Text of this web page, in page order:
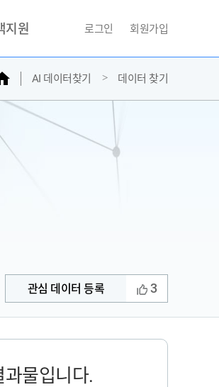
지원
질문
등록신청
로그인 회원가입
AI 데이터찾기 데이터 찾기
관심 데이터 등록 3
물입니다.